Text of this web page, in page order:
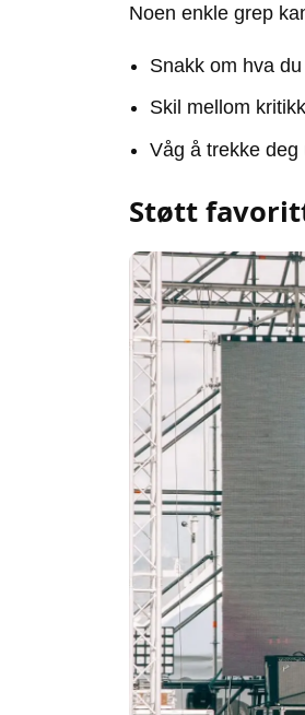
Noen enkle grep
Snakk om hva
Skil mellom
Våg å trekke
Støtt